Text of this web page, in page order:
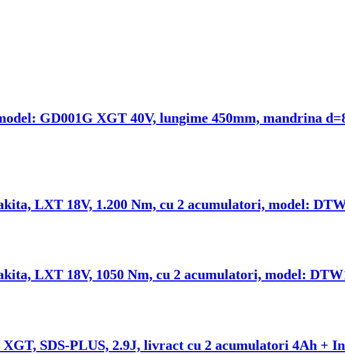
GD001G XGT 40V, lungime 450mm, mandrina
LXT 18V, 1.200 Nm, cu 2 acumulatori, model:
LXT 18V, 1050 Nm, cu 2 acumulatori, model:
SDS-PLUS, 2.9J, livract cu 2 acumulatori 4Ah +